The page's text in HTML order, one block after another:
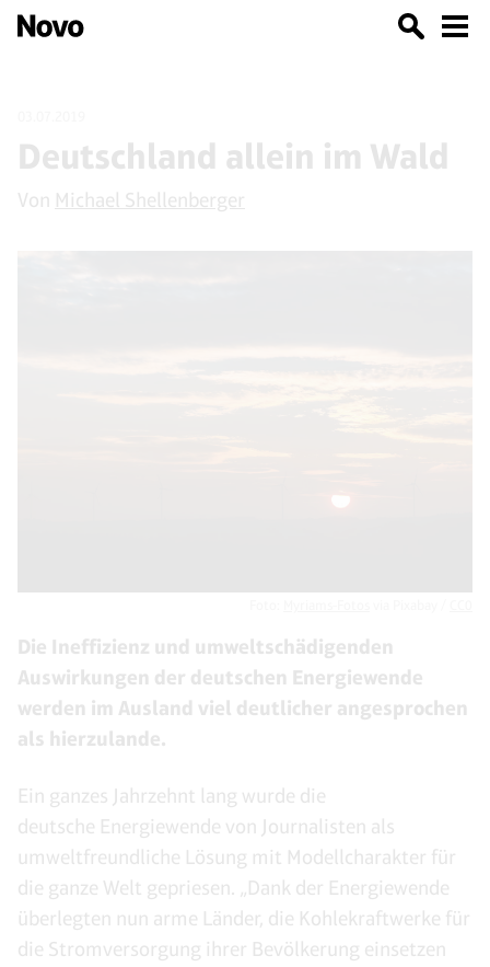
Deutschland allein im Wald
Von Michael Shellenberger
Die Ineffizienz und umweltschädigenden
Auswirkungen der deutschen Energiewende
werden im Ausland viel deutlicher angesprochen
als hierzulande.
Ein ganzes Jahrzehnt lang wurde die
deutsche Energiewende von Journalisten als
umweltfreundliche Lösung mit Modellcharakter für
die ganze Welt gepriesen. „Dank der Energiewende
überlegten nun arme Länder, die Kohlekraftwerke für
die Stromversorgung ihrer Bevölkerung einsetzen